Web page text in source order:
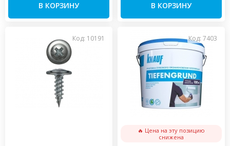
В КОРЗИНУ В КОРЗИНУ
Код: 10191 Код: 7403
🔥 Цена на эту позицию
снижена